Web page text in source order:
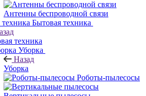
Антенны беспроводной связи
Бытовая техника
техника
Уборка
Назад
Уборка
Роботы-пылесосы